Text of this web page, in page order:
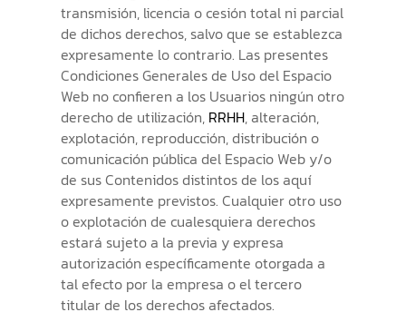
transmisión, licencia o cesión total ni parcial
de dichos derechos, salvo que se establezca
expresamente lo contrario. Las presentes
Condiciones Generales de Uso del Espacio
Web no confieren a los Usuarios ningún otro
derecho de utilización, RRHH, alteración,
explotación, reproducción, distribución o
comunicación pública del Espacio Web y/o
de sus Contenidos distintos de los aquí
expresamente previstos. Cualquier otro uso
o explotación de cualesquiera derechos
estará sujeto a la previa y expresa
autorización específicamente otorgada a
tal efecto por la empresa o el tercero
titular de los derechos afectados.